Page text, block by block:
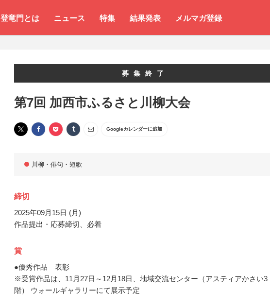
登竜門とは ニュース 特集 結果発表 メルマガ登録
募集終了
第7回 加西市ふるさと川柳大会
Googleカレンダーに追加
川柳・俳句・短歌
締切
2025年09月15日 (月)
作品提出・応募締切、必着
賞
●優秀作品 表彰
※受賞作品は、11月27日～12月18日、地域交流センター（アスティアかさい3
階） ウォールギャラリーにて展示予定